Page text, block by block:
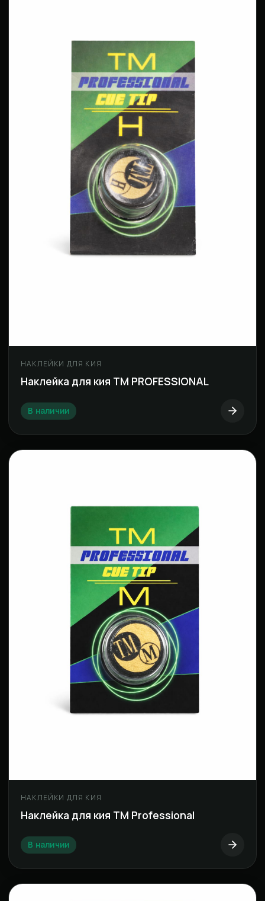
НАКЛЕЙКИ ДЛЯ КИЯ
Наклейка для кия TM PROFESSIONAL
В наличии
НАКЛЕЙКИ ДЛЯ КИЯ
Наклейка для кия ТМ Professional
В наличии